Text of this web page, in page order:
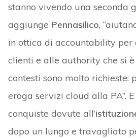
stanno vivendo una seconda
aggiunge Pennasilico,
in ottica di accountability per
clienti e alle authority che si
contesti sono molto richieste:
eroga servizi cloud alla PA”.
conquiste dovute all’
dopo un lungo e travagliato